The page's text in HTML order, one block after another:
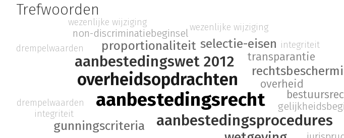
Trefwoorden
aanbestedingsrecht
overheidsopdrachten
aanbestedingsprocedures
aanbestedingswet 2012
gunningscriteria
proportionaliteit selectie-eisen
transparantie
overheid
non-discriminatiebeginsel
integriteit
drempelwaarden
wezenlijke wijziging
integriteit
drempelwaarden
wezenlijke wijziging